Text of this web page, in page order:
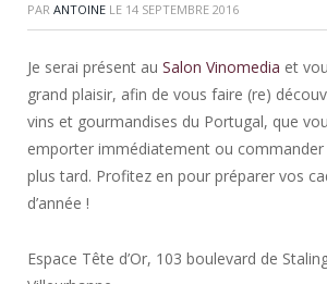
PAR ANTOINE LE 14 SEPTEMBRE 2016
Je serai présent au Salon Vinomedia et
grand plaisir, afin de vous faire (re)
vins et gourmandises du Portugal, que
emporter immédiatement ou commander
plus tard. Profitez en pour préparer vos
d’année !
Espace Tête d’Or, 103 boulevard de